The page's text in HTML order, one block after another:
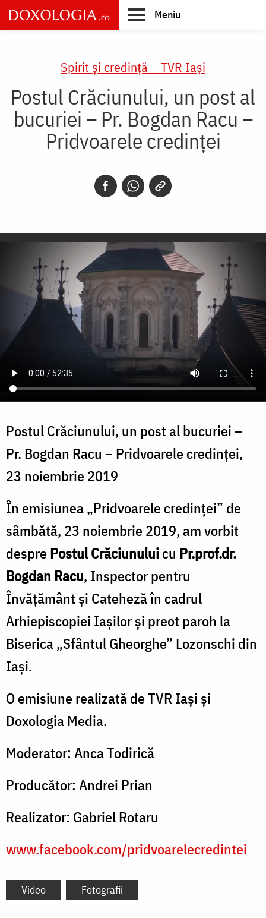
Skip
to
main
Meniu
Spirit și credință – TVR Iași
Postul Crăciunului, un post al
bucuriei – Pr. Bogdan Racu –
Pridvoarele credinței
Postul Crăciunului, un post al bucuriei –
Pr. Bogdan Racu – Pridvoarele credinței,
23 noiembrie 2019
În emisiunea „Pridvoarele credinței” de
sâmbătă, 23 noiembrie 2019, am vorbit
desprePostul Crăciunuluicu Pr.prof.dr.
Bogdan Racu, Inspector pentru
Învăţământ şi Cateheză în cadrul
Arhiepiscopiei Iaşilor şi preot paroh la
Biserica „Sfântul Gheorghe” Lozonschi din
Iaşi.
O emisiune realizată de TVR Iaşi şi
Doxologia Media.
Moderator: Anca Todirică
Producător: Andrei Prian
Realizator: Gabriel Rotaru
www.facebook.com/pridvoarelecredintei
Video Fotografii